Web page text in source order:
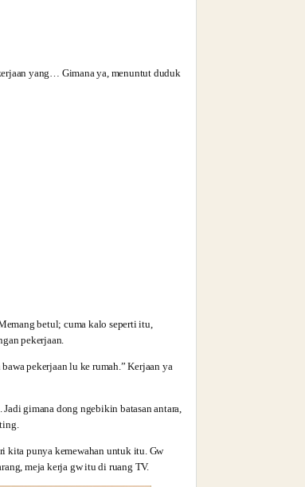
yang… Gimana ya, menuntut duduk
betul; cuma kalo seperti itu,
pekerjaan.
pekerjaan lu ke rumah.” Kerjaan ya
gimana dong ngebikin batasan antara,
kita punya kemewahan untuk itu. Gw
meja kerja gw itu di ruang TV.